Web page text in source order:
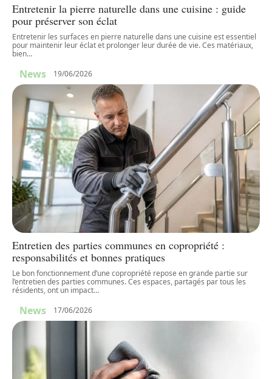
Entretenir la pierre naturelle dans une cuisine : guide
pour préserver son éclat
Entretenir les surfaces en pierre naturelle dans une cuisine est essentiel
pour maintenir leur éclat et prolonger leur durée de vie. Ces matériaux,
bien…
News 19/06/2026
Entretien des parties communes en copropriété :
responsabilités et bonnes pratiques
Le bon fonctionnement d’une copropriété repose en grande partie sur
l’entretien des parties communes. Ces espaces, partagés par tous les
résidents, ont un impact…
News 17/06/2026